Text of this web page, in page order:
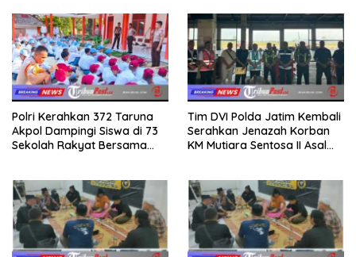
Polri Kerahkan 372 Taruna
Akpol Dampingi Siswa di 73
Sekolah Rakyat Bersama
Tim DVI Polda Jatim Kembali
Serahkan Jenazah Korban
KM Mutiara Sentosa II Asal